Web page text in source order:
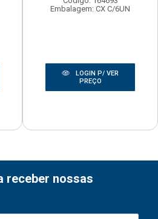
Embalagem: CX C/6UN
LOGIN P/ VER
PREÇO
receber nossas